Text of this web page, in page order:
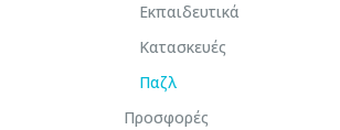
Εκπαιδευτικά
Κατασκευές
Παζλ
Προσφορές